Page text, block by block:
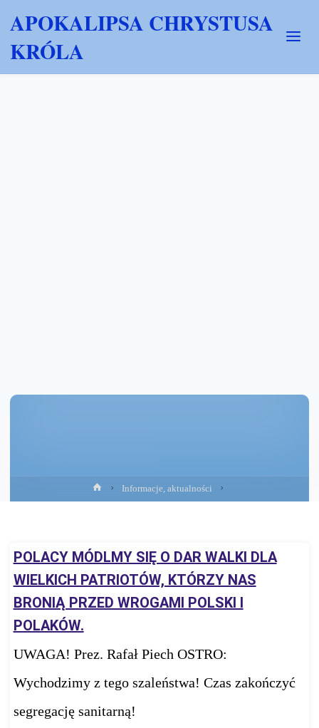
APOKALIPSA CHRYSTUSA
KRÓLA
Strona
główna
Informacje, aktualności
POLACY MÓDLMY SIĘ O DAR WALKI DLA
WIELKICH PATRIOTÓW, KTÓRZY NAS
BRONIĄ PRZED WROGAMI POLSKI I
POLAKÓW.
UWAGA! Prez. Rafał Piech OSTRO:
Wychodzimy z tego szaleństwa! Czas zakończyć
segregację sanitarną!